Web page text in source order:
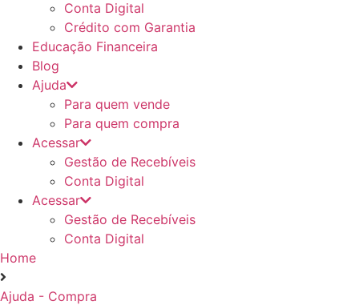
Conta Digital
Crédito com Garantia
Educação Financeira
Blog
Ajuda
Para quem vende
Para quem compra
Acessar
Gestão de Recebíveis
Conta Digital
Acessar
Gestão de Recebíveis
Conta Digital
Home
Ajuda - Compra